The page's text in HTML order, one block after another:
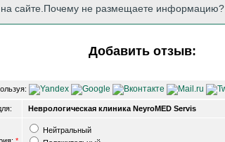
на сайте.Почему не размещаете информацию?
Добавить отзыв:
Неврологическая клиника NeyroMED Servis
Нейтральный